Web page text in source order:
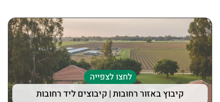
לחצו לצפייה
קיבוץ באזור רחובות | קיבוצים ליד רחובות